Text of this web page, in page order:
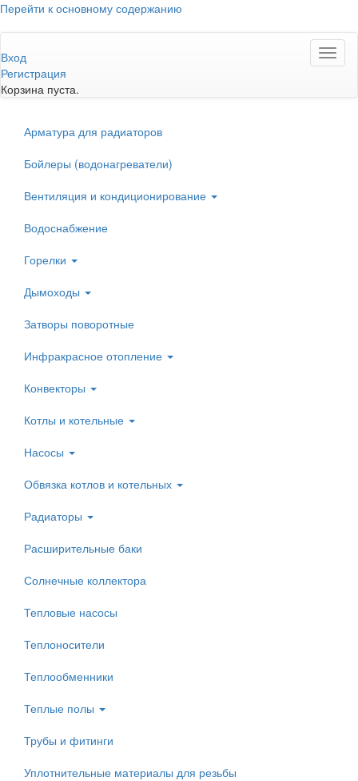
Перейти к основному содержанию
Вход
Регистрация
Корзина пуста.
Арматура для радиаторов
Бойлеры (водонагреватели)
Вентиляция и кондиционирование
Водоснабжение
Горелки
Дымоходы
Затворы поворотные
Инфракрасное отопление
Конвекторы
Котлы и котельные
Насосы
Обвязка котлов и котельных
Радиаторы
Расширительные баки
Солнечные коллектора
Тепловые насосы
Теплоносители
Теплообменники
Теплые полы
Трубы и фитинги
Уплотнительные материалы для резьбы